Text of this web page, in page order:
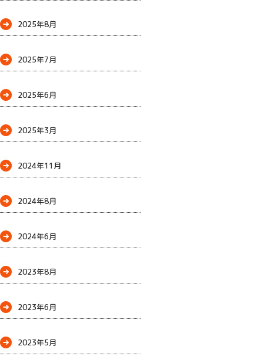
2025年8月
2025年7月
2025年6月
2025年3月
2024年11月
2024年8月
2024年6月
2023年8月
2023年6月
2023年5月